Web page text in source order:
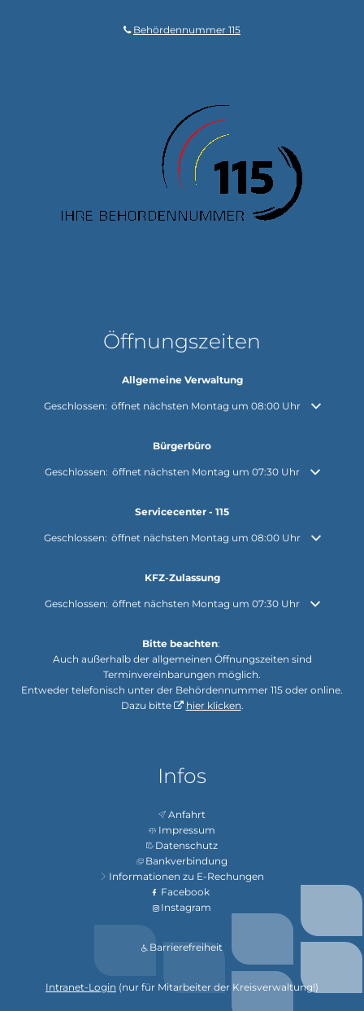
Behördennummer 115
Öffnungszeiten
Allgemeine Verwaltung
Klicken, um weitere Öffnungs- oder Schließzeiten auszublenden
Geschlossen: öffnet nächsten Montag um 08:00 Uhr
Bürgerbüro
Klicken, um weitere Öffnungs- oder Schließzeiten auszublenden
Geschlossen: öffnet nächsten Montag um 07:30 Uhr
Servicecenter - 115
Klicken, um weitere Öffnungs- oder Schließzeiten auszublenden
Geschlossen: öffnet nächsten Montag um 08:00 Uhr
KFZ-Zulassung
Klicken, um weitere Öffnungs- oder Schließzeiten auszublenden
Geschlossen: öffnet nächsten Montag um 07:30 Uhr
Bitte beachten:
Auch außerhalb der allgemeinen Öffnungszeiten sind
Terminvereinbarungen möglich.
Entweder telefonisch unter der Behördennummer 115 oder online.
Dazu bitte
hier klicken.
Infos
Anfahrt
Impressum
Datenschutz
Bankverbindung
Informationen zu E-Rechungen
Facebook
Instagram
Barrierefreiheit
Intranet-Login (nur für Mitarbeiter der Kreisverwaltung!)